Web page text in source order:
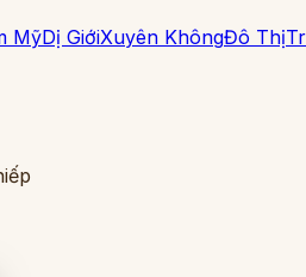
MỹDị GiớiXuyên KhôngĐô Thị